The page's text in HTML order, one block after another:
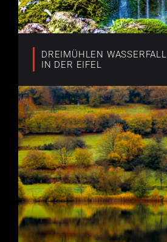
DREIMÜHLEN WASSERFALL
IN DER EIFEL